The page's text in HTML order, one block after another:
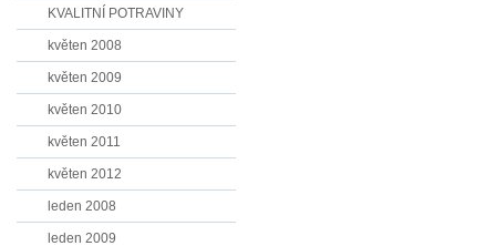
KVALITNÍ POTRAVINY
květen 2008
květen 2009
květen 2010
květen 2011
květen 2012
leden 2008
leden 2009